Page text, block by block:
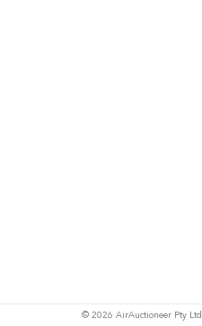
© 2026 AirAuctioneer Pty Ltd